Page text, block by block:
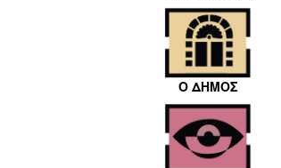
Ο ΔΗΜΟΣ